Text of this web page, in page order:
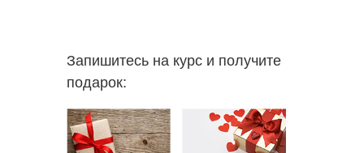
Запишитесь на курс и получите
подарок: